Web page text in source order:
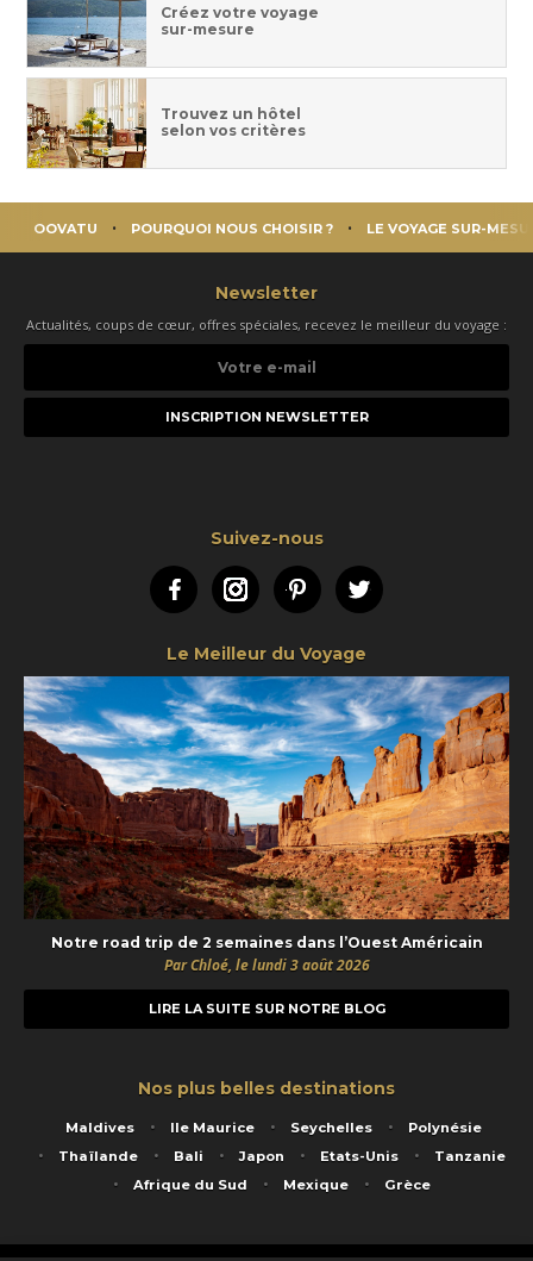
Créez votre voyage
sur-mesure
Trouvez un hôtel
selon vos critères
OOVATU POURQUOI NOUS CHOISIR ? LE VOYAGE SUR-
Newsletter
Actualités, coups de cœur, offres spéciales, recevez le meilleur du voyage :
e-
Suivez-nous
FacebookInstagramPinterestTwitter
Le Meilleur du Voyage
Notre road trip de 2 semaines dans l’Ouest Américain
Par Chloé, le lundi 3 août 2026
LIRE LA SUITE SUR NOTRE BLOG
Nos plus belles destinations
Maldives Ile Maurice Seychelles
Polynésie
Thaïlande
Bali Japon Etats-Unis
Tanzanie
Afrique du Sud
Mexique Grèce